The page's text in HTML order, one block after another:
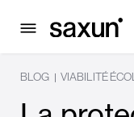
BLOG | VIABILITÉ